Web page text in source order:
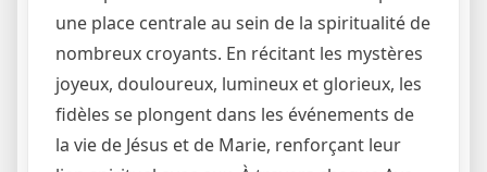
une place centrale au sein de la spiritualité de
nombreux croyants. En récitant les mystères
joyeux, douloureux, lumineux et glorieux, les
fidèles se plongent dans les événements de
la vie de Jésus et de Marie, renforçant leur